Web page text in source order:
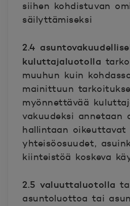
siihen kohdistuvan
säilyttämiseksi
2.4
kuluttajaluotolla
muuhun kuin
mainittuun
myönnettävää
vakuudeksi annetaan
hallintaan oikeuttavat
yhteisöosuudet,
kiinteistöä koskeva
2.5 valuuttaluotolla
asuntoluottoa tai